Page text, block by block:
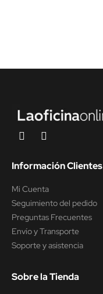
Información Clientes
Mi Cuenta
Seguimiento del pedido
Preguntas Frecuentes
Envío y Transporte
Soporte y asistencia
Sobre la Tienda